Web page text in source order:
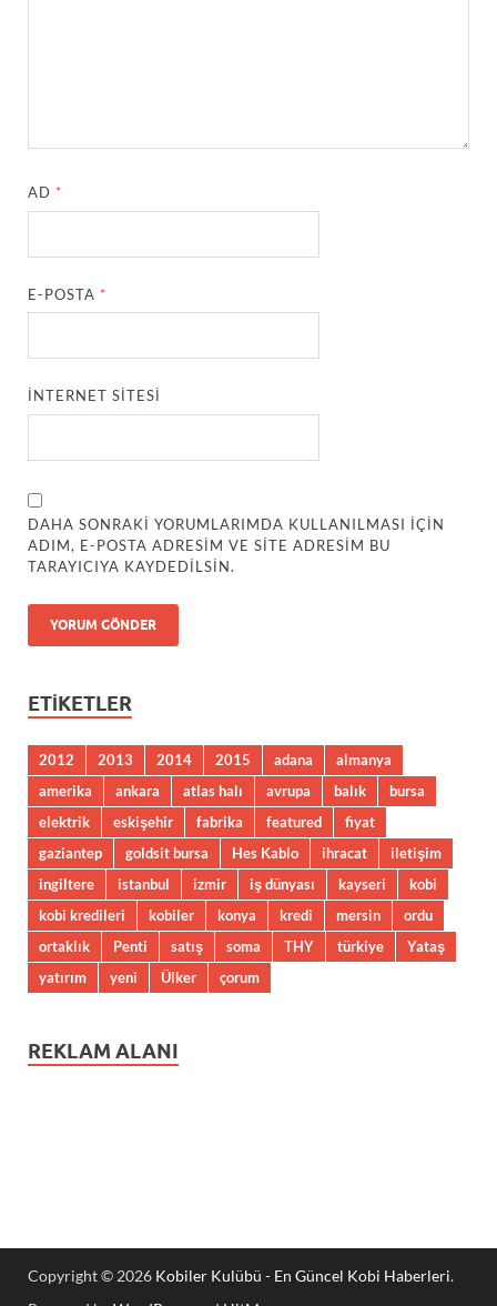
AD *
E-POSTA *
İNTERNET SITESI
DAHA SONRAKI YORUMLARIMDA KULLANILMASI IÇIN
ADIM, E-POSTA ADRESIM VE SITE ADRESIM BU
TARAYICIYA KAYDEDILSIN.
ETIKETLER
2012 2013 2014 2015 adana
almanya
amerika
ankara atlas halı avrupa balık
bursa
elektrik
eskişehir fabrika featured
fiyat
gaziantep
goldsit bursa Hes Kablo ihracat
iletişim
ingiltere
istanbul izmir iş dünyası kayseri
kobi
kobi kredileri
kobiler konya kredi mersin
ordu
ortaklık
Penti satış soma THY türkiye
Yataş
yatırım
yeni Ülker çorum
REKLAM ALANI
Copyright © 2026 Kobiler Kulübü - En Güncel Kobi Haberleri.